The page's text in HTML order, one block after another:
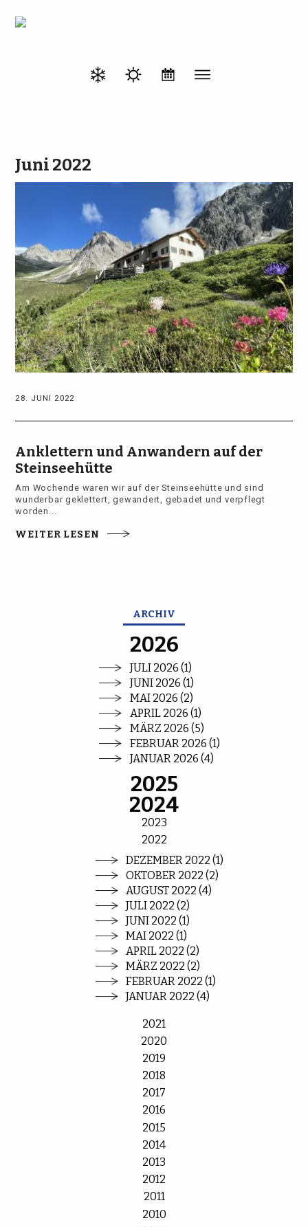
Juni 2022
28. JUNI 2022
Anklettern und Anwandern auf der
Steinseehütte
Am Wochende waren wir auf der Steinseehütte und sind
wunderbar geklettert, gewandert, gebadet und verpflegt
worden...
WEITER LESEN
ARCHIV
2026
JULI 2026 (1)
JUNI 2026 (1)
MAI 2026 (2)
APRIL 2026 (1)
MÄRZ 2026 (5)
FEBRUAR 2026 (1)
JANUAR 2026 (4)
2025
2024
2023
2022
DEZEMBER 2022 (1)
OKTOBER 2022 (2)
AUGUST 2022 (4)
JULI 2022 (2)
JUNI 2022 (1)
MAI 2022 (1)
APRIL 2022 (2)
MÄRZ 2022 (2)
FEBRUAR 2022 (1)
JANUAR 2022 (4)
2021
2020
2019
2018
2017
2016
2015
2014
2013
2012
2011
2010